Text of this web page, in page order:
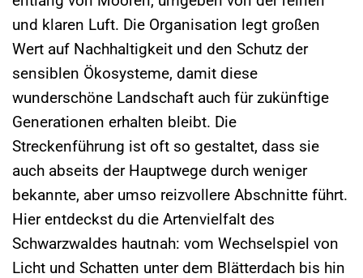
und klaren Luft. Die Organisation legt großen
Wert auf Nachhaltigkeit und den Schutz der
sensiblen Ökosysteme, damit diese
wunderschöne Landschaft auch für zukünftige
Generationen erhalten bleibt. Die
Streckenführung ist oft so gestaltet, dass sie
auch abseits der Hauptwege durch weniger
bekannte, aber umso reizvollere Abschnitte führt.
Hier entdeckst du die Artenvielfalt des
Schwarzwaldes hautnah: vom Wechselspiel von
Licht und Schatten unter dem Blätterdach bis hin